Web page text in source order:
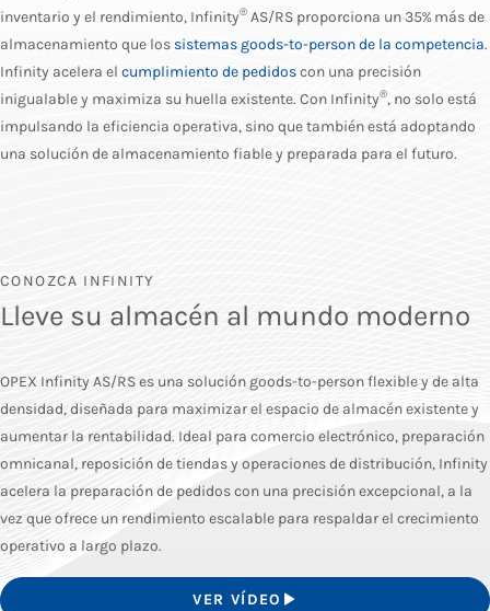
inventario y el rendimiento, Infinity® AS/RS proporciona un 35% más de
almacenamiento que los sistemas goods-to-person de la competencia.
Infinity acelera el cumplimiento de pedidoscon una precisión
inigualable y maximiza su huella existente. Con Infinity®, no solo está
impulsando la eficiencia operativa, sino que también está adoptando
una solución de almacenamiento fiable y preparada para el futuro.
CONOZCA INFINITY
Lleve su almacén al mundo moderno
OPEX Infinity AS/RS es una solución goods-to-person flexible y de alta
densidad, diseñada para maximizar el espacio de almacén existente y
aumentar la rentabilidad. Ideal para comercio electrónico, preparación
omnicanal, reposición de tiendas y operaciones de distribución, Infinity
acelera la preparación de pedidos con una precisión excepcional, a la
vez que ofrece un rendimiento escalable para respaldar el crecimiento
operativo a largo plazo.
VER VÍDEO